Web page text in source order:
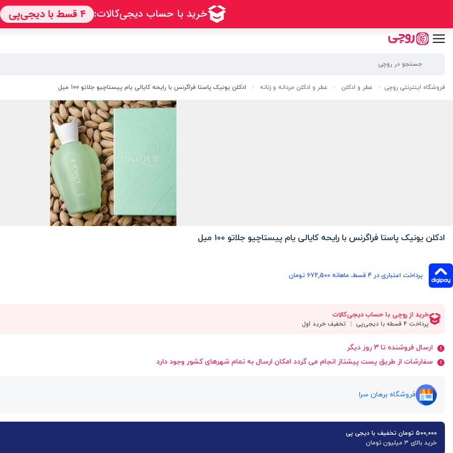
فروشگاه اینترنتی روچی / عطر و ادکلن / عطر و ادکلن مردانه و زنانه / ادکلن یونیک پاستا فراگرنس با رایحه کایالی یام پیستاچیو جلاتو 100 میل
ادکلن یونیک پاستا فراگرنس با رایحه کایالی یام پیستاچیو جلاتو 100 میل
پرداخت اعتباری در ۴ قسط، ماهانه 672,500 تومان
ارسال فروشنده تا 3 روز دیگر
سفارشات از طریق پست پیشتاز انجام می گردد امکان ارسال به تمام شهرهای کشور وجود دارد
فروشگاه برهان سرا
۵۰۰,۰۰۰ تومان تخفیف با دیجی پی
خرید بالای 3 میلیون تومان